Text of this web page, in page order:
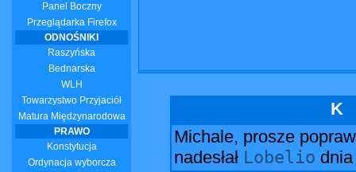
Panel Boczny
Przeglądarka Firefox
ODNOŚNIKI
Raszyńska
Bednarska
WLH
Towarzystwo Przyjaciół
Matura Międzynarodowa
PRAWO
Konstytucja
Ordynacja wyborcza
K
Michale, prosze
nadesłał Lobelio